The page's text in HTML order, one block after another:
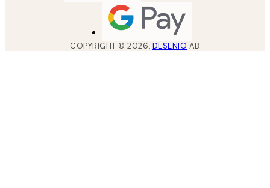
COPYRIGHT ©2026, DESENIO AB